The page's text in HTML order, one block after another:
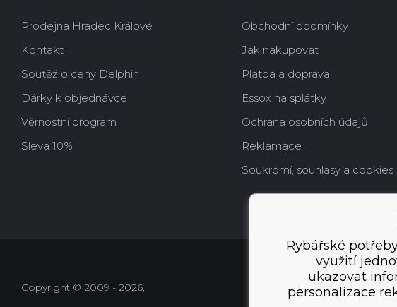
Prodejna Hradec Králové
Kontakt
Soutěž o ceny Delphin
Dárky k objednávce
Věrnostní program
Sleva 10%
Obchodní podmínky
Jak nakupovat
Platba a doprava
Essox na splátky
Ochrana osobních údajů
Reklamace
Soukromí, souhlasy a cookies
Copyright © 2009 - 2026,
Rybářské
využití
ukazovat
personalizace